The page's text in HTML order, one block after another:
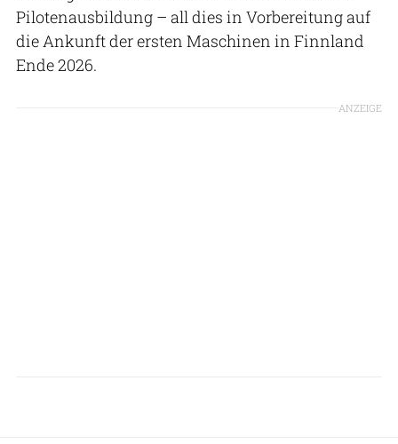
Pilotenausbildung – all dies in Vorbereitung auf
die Ankunft der ersten Maschinen in Finnland
Ende 2026.
ANZEIGE